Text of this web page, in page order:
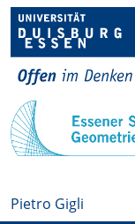
Pietro Gigli